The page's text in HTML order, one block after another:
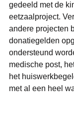
gedeeld met de
eetzaalproject.
andere projecten
donatiegelden
ondersteund
medische post,
het
met al een heel